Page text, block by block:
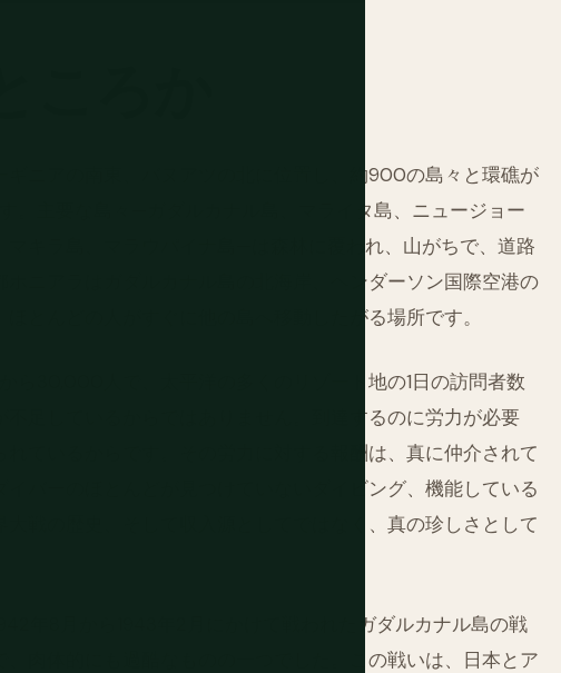
ろか
ニアの南東、バヌアツの北に位置し、約900の島々と環礁が
。主要な島々—ガダルカナル島、マライタ島、ニュージョー
キラ島、マラウパイナ島—は森林に覆われ、山がちで、道路
ニアラはガダルカナル島の北海岸、ヘンダーソン国際空港の
とんどの人がすぐに他の島へ移動したがる場所です。
ら30,000人で、太平洋の多くのリゾート地の1日の訪問者数
足しているからではありません。到達するのに労力が必要
ているからです。その労力に対する報酬は、真に仲介されて
バーのほとんどが見つけていないダイビング、機能している
戦の歴史、そして収入源としてではなく、真の珍しさとして
年8月から1943年2月にかけて戦われたガダルカナル島の戦
肉体的にも過酷なものの一つでした。この戦いは、日本とア